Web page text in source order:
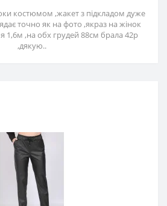
костюмом ,жакет з підкладом дуже
точно як на фото ,якраз на жінок
1,6м ,на обх грудей 88см брала 42р
,дякую..